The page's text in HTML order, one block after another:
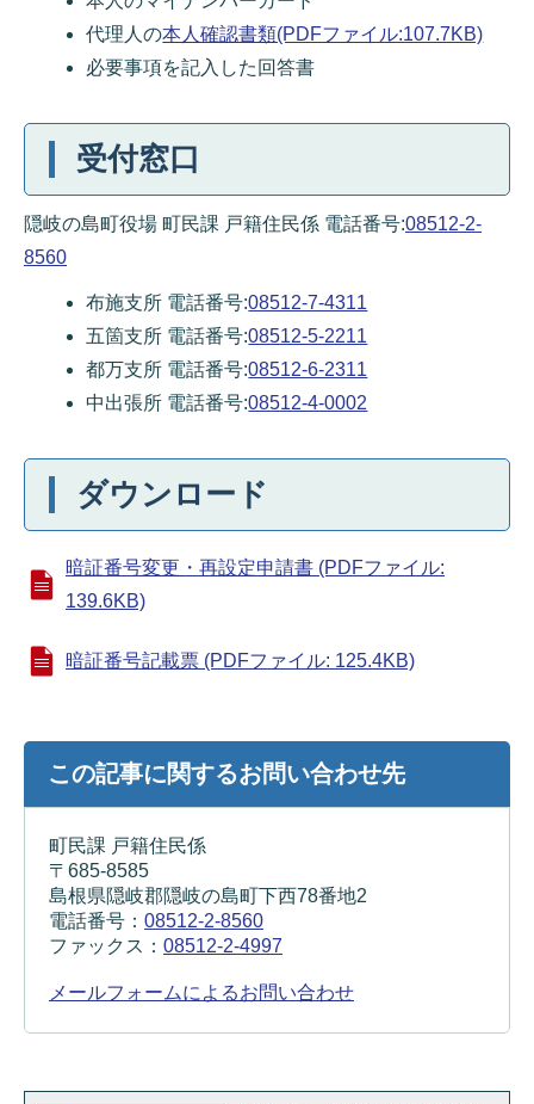
代理人の本人確認書類(PDFファイル:107.7KB)
必要事項を記入した回答書
受付窓口
隠岐の島町役場 町民課 戸籍住民係 電話番号:08512-2-
8560
布施支所 電話番号:08512-7-4311
五箇支所 電話番号:08512-5-2211
都万支所 電話番号:08512-6-2311
中出張所 電話番号:08512-4-0002
ダウンロード
暗証番号変更・再設定申請書 (PDFファイル:
139.6KB)
暗証番号記載票 (PDFファイル: 125.4KB)
この記事に関するお問い合わせ先
町民課 戸籍住民係
〒685-8585
島根県隠岐郡隠岐の島町下西78番地2
電話番号： 08512-2-8560
ファックス： 08512-2-4997
メールフォームによるお問い合わせ